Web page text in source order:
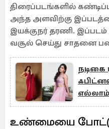
திரைப்படங்களில்
அந்த அளவிற்கு
இயக்குநர் தரணி.
வசூல் செய்து சாதனை
உண்மையை